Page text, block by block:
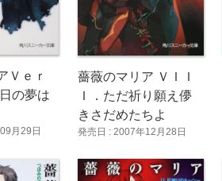
Ｖｅｒ
の夢は
月29日
薔薇のマリア ＶＩＩ
Ｉ．ただ祈り願え儚
きさだめたちよ
発売日 : 2007年12月28日